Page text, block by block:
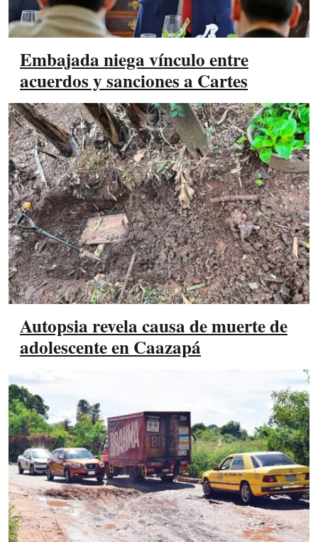
Embajada niega vínculo entre
acuerdos y sanciones a Cartes
Autopsia revela causa de muerte de
adolescente en Caazapá